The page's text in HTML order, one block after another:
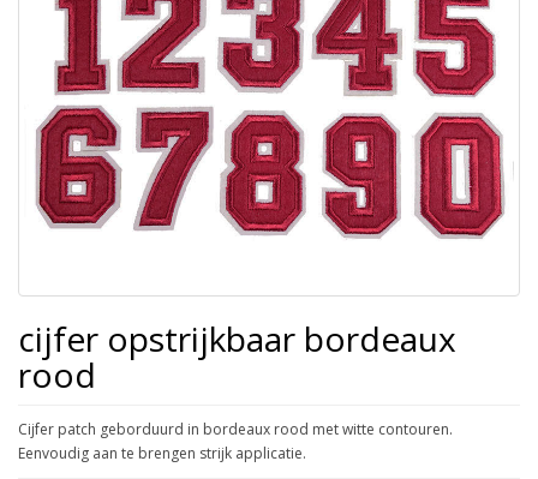
cijfer opstrijkbaar bordeaux
rood
Cijfer patch geborduurd in bordeaux rood met witte contouren.
Eenvoudig aan te brengen strijk applicatie.